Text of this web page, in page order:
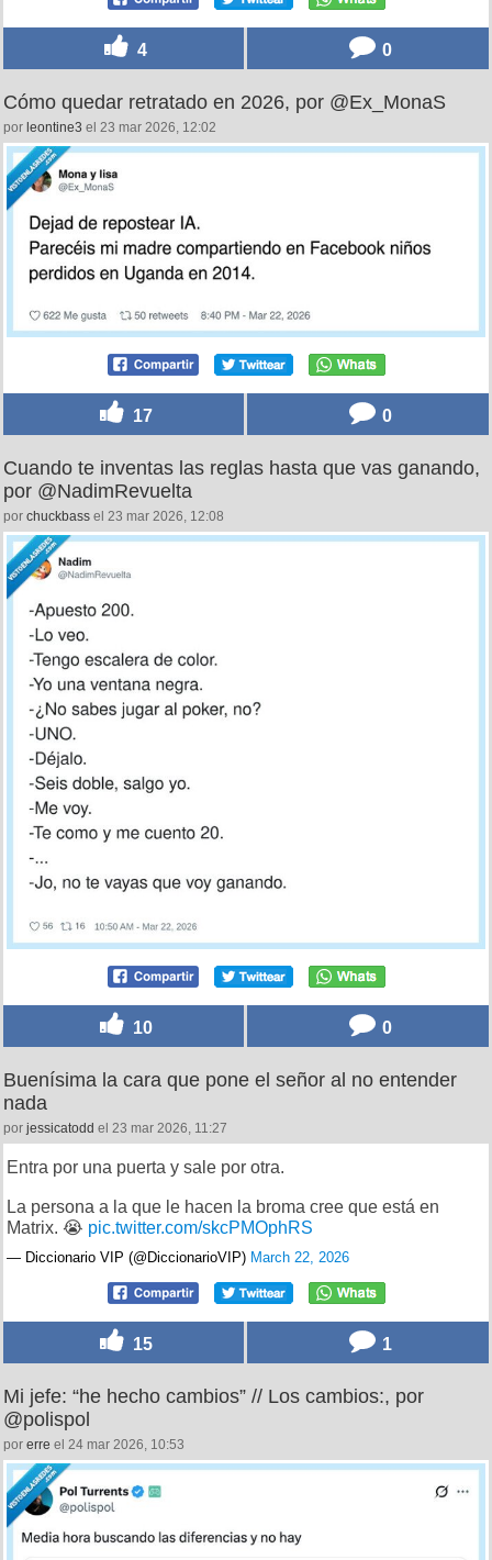
4 0
Cómo quedar retratado en 2026, por @Ex_MonaS
por leontine3 el 23 mar 2026, 12:02
17 0
Cuando te inventas las reglas hasta que vas ganando,
por @NadimRevuelta
por chuckbass el 23 mar 2026, 12:08
10 0
Buenísima la cara que pone el señor al no entender
nada
por jessicatodd el 23 mar 2026, 11:27
Entra por una puerta y sale por otra.
La persona a la que le hacen la broma cree que está en
Matrix. 😭 pic.twitter.com/skcPMOphRS
— Diccionario VIP (@DiccionarioVIP) March 22, 2026
15 1
Mi jefe: “he hecho cambios” // Los cambios:, por
@polispol
por erre el 24 mar 2026, 10:53